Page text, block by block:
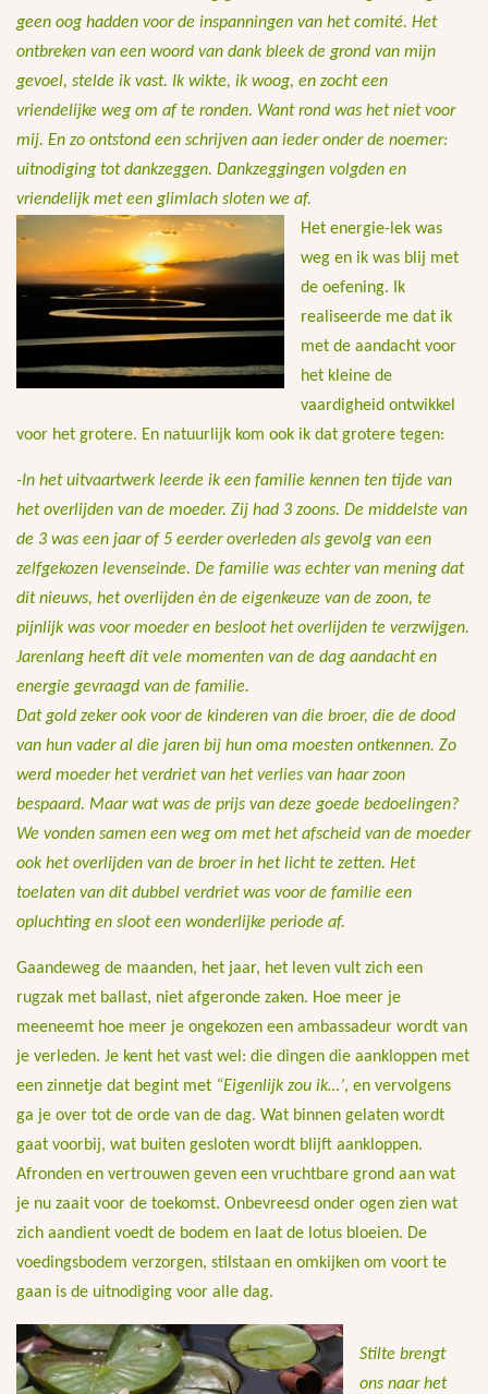
geen oog hadden voor de inspanningen van het comité. Het
ontbreken van een woord van dank bleek de grond van mijn
gevoel, stelde ik vast. Ik wikte, ik woog, en zocht een
vriendelijke weg om af te ronden. Want rond was het niet voor
mij. En zo ontstond een schrijven aan ieder onder de noemer:
uitnodiging tot dankzeggen. Dankzeggingen volgden en
vriendelijk met een glimlach sloten we af.
Het energie-lek was
weg en ik was blij met
de oefening. Ik
realiseerde me dat ik
met de aandacht voor
het kleine de
vaardigheid ontwikkel
voor het grotere. En natuurlijk kom ook ik dat grotere tegen:
-In het uitvaartwerk leerde ik een familie kennen ten tijde van
het overlijden van de moeder. Zij had 3 zoons. De middelste van
de 3 was een jaar of 5 eerder overleden als gevolg van een
zelfgekozen levenseinde. De familie was echter van mening dat
dit nieuws, het overlijden èn de eigenkeuze van de zoon, te
pijnlijk was voor moeder en besloot het overlijden te verzwijgen.
Jarenlang heeft dit vele momenten van de dag aandacht en
energie gevraagd van de familie.
Dat gold zeker ook voor de kinderen van die broer, die de dood
van hun vader al die jaren bij hun oma moesten ontkennen. Zo
werd moeder het verdriet van het verlies van haar zoon
bespaard. Maar wat was de prijs van deze goede bedoelingen?
We vonden samen een weg om met het afscheid van de moeder
ook het overlijden van de broer in het licht te zetten. Het
toelaten van dit dubbel verdriet was voor de familie een
opluchting en sloot een wonderlijke periode af.
Gaandeweg de maanden, het jaar, het leven vult zich een
rugzak met ballast, niet afgeronde zaken. Hoe meer je
meeneemt hoe meer je ongekozen een ambassadeur wordt van
je verleden. Je kent het vast wel: die dingen die aankloppen met
een zinnetje dat begint met “Eigenlijk zou ik…’, en vervolgens
ga je over tot de orde van de dag. Wat binnen gelaten wordt
gaat voorbij, wat buiten gesloten wordt blijft aankloppen.
Afronden en vertrouwen geven een vruchtbare grond aan wat
je nu zaait voor de toekomst. Onbevreesd onder ogen zien wat
zich aandient voedt de bodem en laat de lotus bloeien. De
voedingsbodem verzorgen, stilstaan en omkijken om voort te
gaan is de uitnodiging voor alle dag.
Stilte brengt
ons naar het